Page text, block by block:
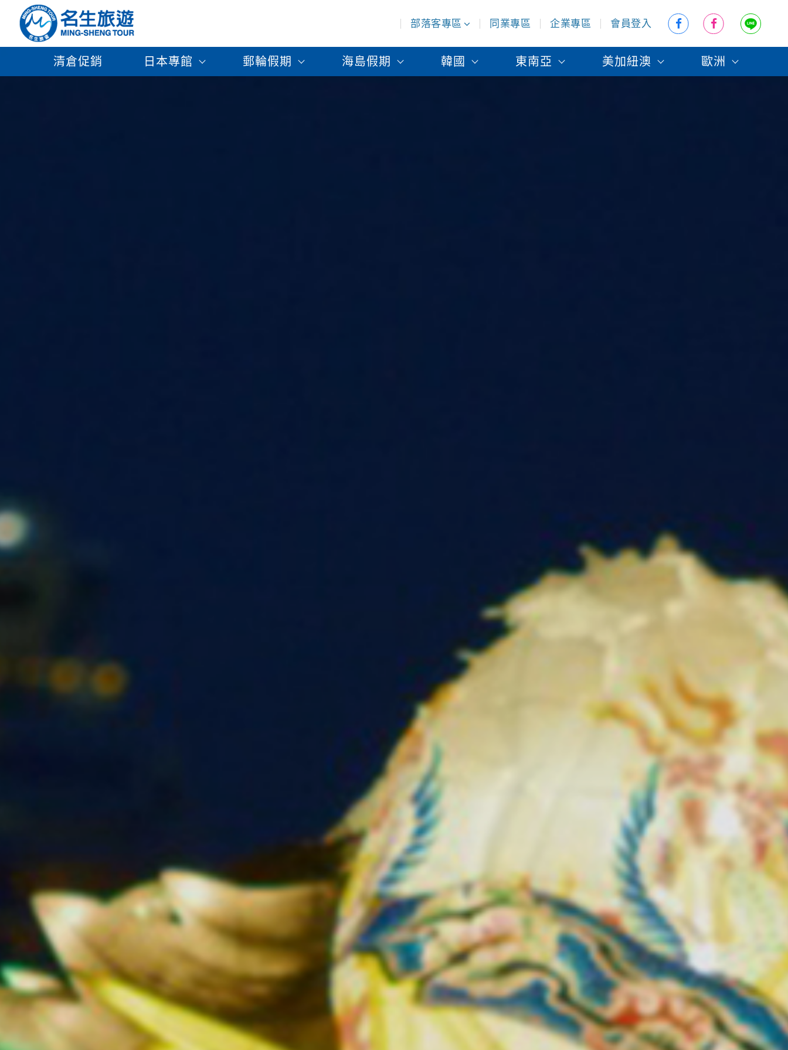
部落客專區 同業專區 企業專區 會員登入
清倉促銷 日本專館 郵輪假期 海島假期 韓國 東南亞 美加紐澳 歐洲